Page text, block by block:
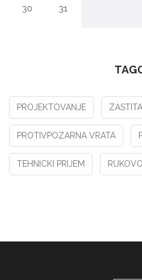
30 31
PROJEKTOVANJE
PROTIVPOZARNA VRATA
TEHNICKI PRIJEM